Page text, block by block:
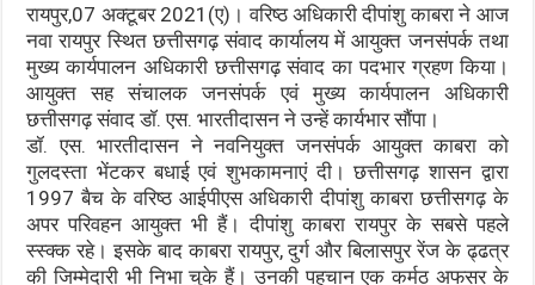
रायपुर,07 अक्टूबर 2021(ए)। वरिष्ठ अधिकारी दीपांशु काबरा ने आज
नवा रायपुर स्थित छत्तीसगढ़ संवाद कार्यालय में आयुक्त जनसंपर्क तथा
मुख्य कार्यपालन अधिकारी छत्तीसगढ़ संवाद का पदभार ग्रहण किया।
आयुक्त सह संचालक जनसंपर्क एवं मुख्य कार्यपालन अधिकारी
छत्तीसगढ़ संवाद डॉ. एस. भारतीदासन ने उन्हें कार्यभार सौंपा।
डॉ. एस. भारतीदासन ने नवनियुक्त जनसंपर्क आयुक्त काबरा को
गुलदस्ता भेंटकर बधाई एवं शुभकामनाएं दी। छत्तीसगढ़ शासन द्वारा
1997 बैच के वरिष्ठ आईपीएस अधिकारी दीपांशु काबरा छत्तीसगढ़ के
अपर परिवहन आयुक्त भी हैं। दीपांशु काबरा रायपुर के सबसे पहले
स्स्क्क रहे। इसके बाद काबरा रायपुर, दुर्ग और बिलासपुर रेंज के ढ्ढत्र
की जिम्मेदारी भी निभा चुके हैं। उनकी पहचान एक कर्मठ अफसर के